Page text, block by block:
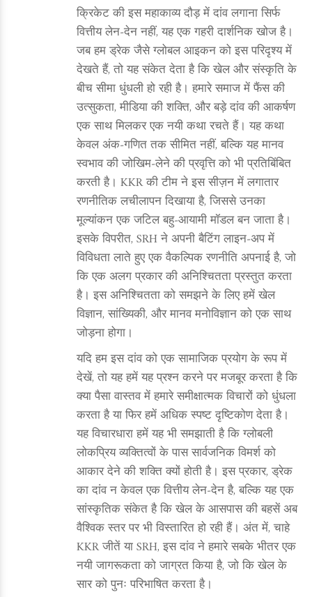
क्रिकेट की इस महाकाव्य दौड़ में दांव लगाना सिर्फ
वित्तीय लेन‑देन नहीं, यह एक गहरी दार्शनिक खोज है।
जब हम ड्रेक जैसे ग्लोबल आइकन को इस परिदृश्य में
देखते हैं, तो यह संकेत देता है कि खेल और संस्कृति के
बीच सीमा धुंधली हो रही है। हमारे समाज में फैंस की
उत्सुकता, मीडिया की शक्ति, और बड़े दांव की आकर्षण
एक साथ मिलकर एक नयी कथा रचते हैं। यह कथा
केवल अंक‑गणित तक सीमित नहीं, बल्कि यह मानव
स्वभाव की जोखिम‑लेने की प्रवृत्ति को भी प्रतिबिंबित
करती है। KKR की टीम ने इस सीज़न में लगातार
रणनीतिक लचीलापन दिखाया है, जिससे उनका
मूल्यांकन एक जटिल बहु‑आयामी मॉडल बन जाता है।
इसके विपरीत, SRH ने अपनी बैटिंग लाइन‑अप में
विविधता लाते हुए एक वैकल्पिक रणनीति अपनाई है, जो
कि एक अलग प्रकार की अनिश्चितता प्रस्तुत करता
है। इस अनिश्चितता को समझने के लिए हमें खेल
विज्ञान, सांख्यिकी, और मानव मनोविज्ञान को एक साथ
जोड़ना होगा।
यदि हम इस दांव को एक सामाजिक प्रयोग के रूप में
देखें, तो यह हमें यह प्रश्न करने पर मजबूर करता है कि
क्या पैसा वास्तव में हमारे समीक्षात्मक विचारों को धुंधला
करता है या फिर हमें अधिक स्पष्ट दृष्टिकोण देता है।
यह विचारधारा हमें यह भी समझाती है कि ग्लोबली
लोकप्रिय व्यक्तित्वों के पास सार्वजनिक विमर्श को
आकार देने की शक्ति क्यों होती है। इस प्रकार, ड्रेक
का दांव न केवल एक वित्तीय लेन‑देन है, बल्कि यह एक
सांस्कृतिक संकेत है कि खेल के आसपास की बहसें अब
वैश्विक स्तर पर भी विस्तारित हो रही हैं। अंत में, चाहे
KKR जीतें या SRH, इस दांव ने हमारे सबके भीतर एक
नयी जागरूकता को जाग्रत किया है, जो कि खेल के
सार को पुनः परिभाषित करता है।